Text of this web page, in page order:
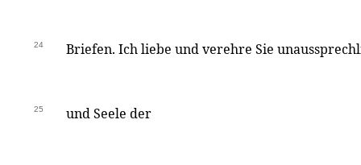
24 Briefen. Ich liebe und verehre Sie
25 und Seele der